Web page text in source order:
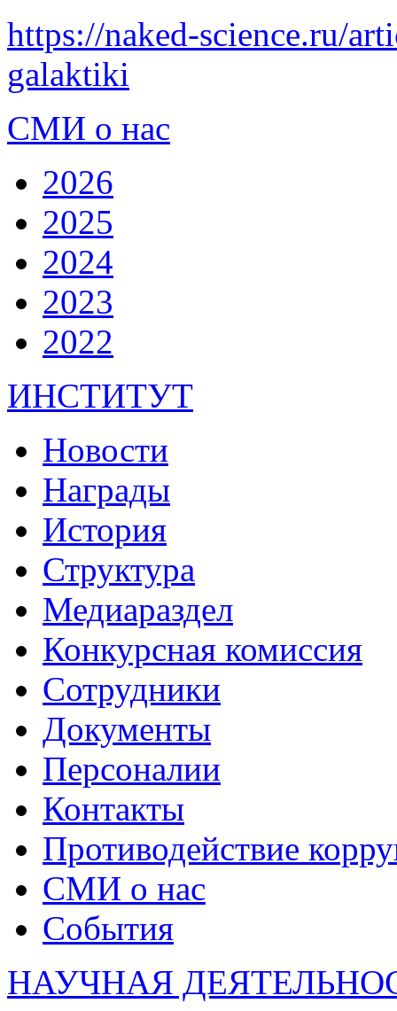
https://naked-science.ru/
galaktiki
СМИ о нас
2026
2025
2024
2023
2022
ИНСТИТУТ
Новости
Награды
История
Структура
Медиараздел
Конкурсная комиссия
Сотрудники
Документы
Персоналии
Контакты
Противодействие
СМИ о нас
События
НАУЧНАЯ